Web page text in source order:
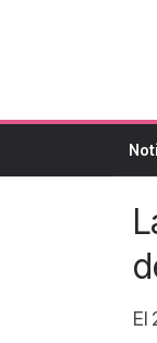
El